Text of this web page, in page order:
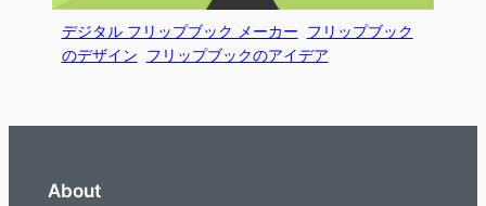
デジタル フリップブック メーカー フリップブック
のデザイン フリップブックのアイデア
About